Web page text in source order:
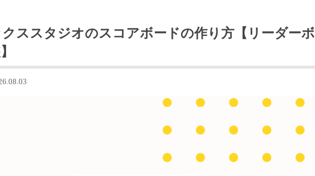
クススタジオのスコアボードの作り方【リーダーボ